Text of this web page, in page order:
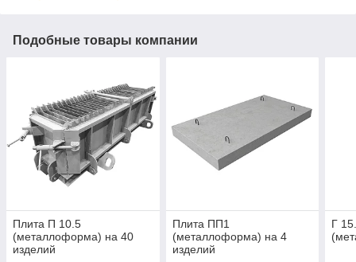
Подобные товары компании
Плита П 10.5
(металлоформа) на 40
изделий
Плита ПП1
(металлоформа) на 4
изделий
Г